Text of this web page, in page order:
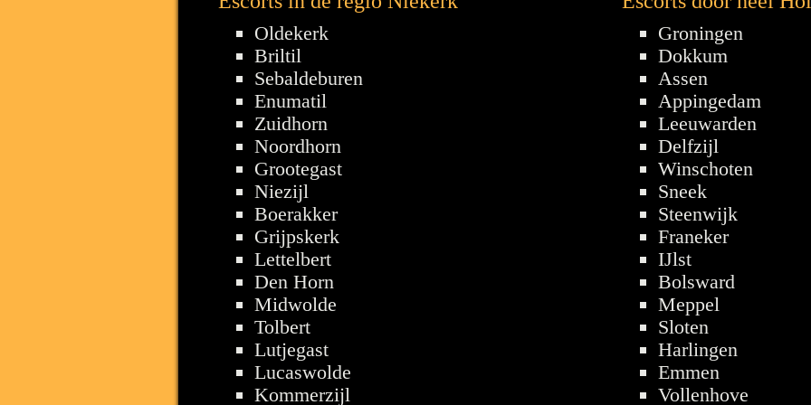
Oldekerk
Briltil
Sebaldeburen
Enumatil
Zuidhorn
Noordhorn
Grootegast
Niezijl
Boerakker
Grijpskerk
Lettelbert
Den Horn
Midwolde
Tolbert
Lutjegast
Lucaswolde
Kommerzijl
Groningen
Dokkum
Assen
Appingedam
Leeuwarden
Delfzijl
Winschoten
Sneek
Steenwijk
Franeker
IJlst
Bolsward
Meppel
Sloten
Harlingen
Emmen
Vollenhove